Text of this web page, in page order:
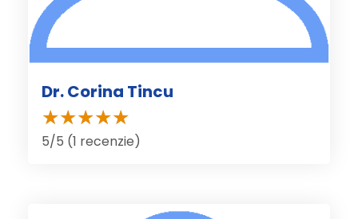
Dr. Corina Tincu
5/5 (1 recenzie)